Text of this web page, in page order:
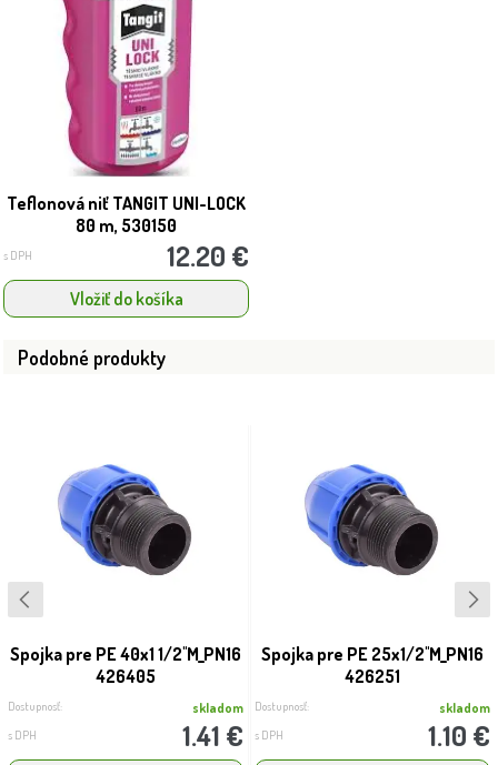
Teflonová niť TANGIT UNI-LOCK
80 m, 530150
s DPH 12.20 €
Vložiť do košíka
Podobné produkty
Spojka pre PE 40x1 1/2''M_PN16
426405
Dostupnosť: skladom
s DPH 1.41 €
Spojka pre PE 25x1/2''M_PN16
426251
Dostupnosť: skladom
s DPH 1.10 €